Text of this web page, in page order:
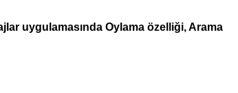
uygulamasında Oylama özelliği, Arama